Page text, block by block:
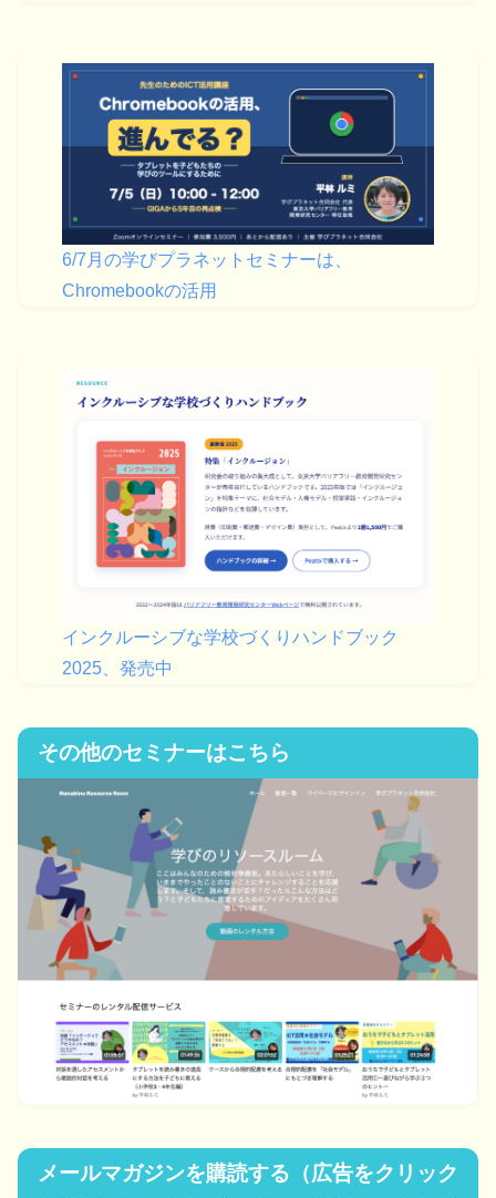
6/7月の学びプラネットセミナーは、
Chromebookの活用
インクルーシブな学校づくりハンドブック
2025、発売中
その他のセミナーはこちら
メールマガジンを購読する（広告をクリック